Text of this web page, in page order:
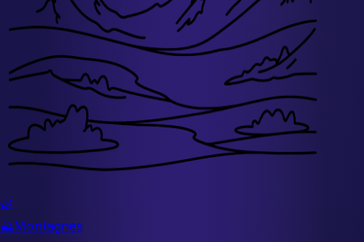
🌿
⛰️Montagnes